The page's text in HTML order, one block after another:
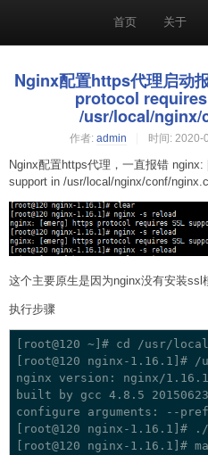
首页 关于
Nginx配置https代理启动
protocol
/usr/local/
作者: admin 时间: 2020-
Nginx配置https代理，一直报错
support in /usr/local/nginx/conf/
这个主要原生是因为nginx没有安装ssl
执行步骤
[root@120 ~]# cd /usr/
[root@120 nginx-
nginx version: nginx/1.16.1
built by gcc 4.8.5
configure arguments: --
[root@120 nginx-
[root@120 nginx-1.16.1]#